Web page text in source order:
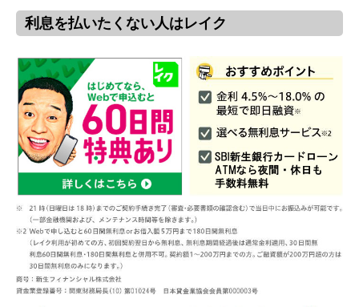
利息を払いたくない人はレイク